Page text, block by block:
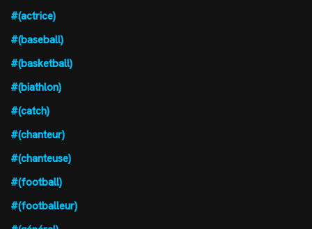
#(actrice)
#(baseball)
#(basketball)
#(biathlon)
#(catch)
#(chanteur)
#(chanteuse)
#(football)
#(footballeur)